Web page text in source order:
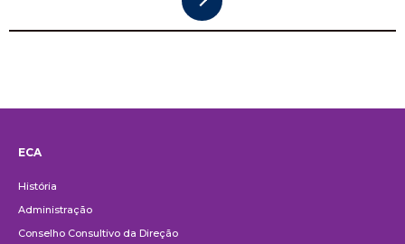
ECA
História
Administração
Conselho Consultivo da Direção